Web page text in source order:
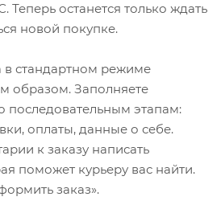
Теперь останется только ждать
новой покупке.
стандартном режиме
образом. Заполняете
последовательным этапам:
оплаты, данные о себе.
к заказу написать
поможет курьеру вас найти.
заказ».